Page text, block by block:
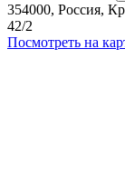
354000, Россия,
42/2
Посмотреть на